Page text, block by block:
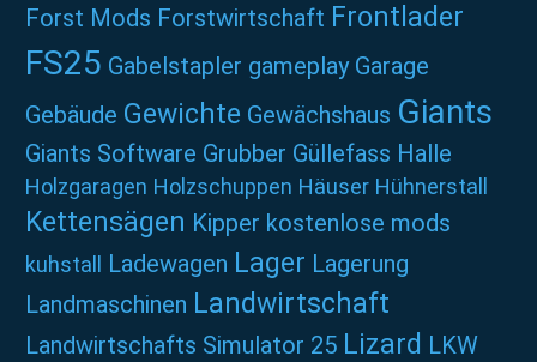
Forst Mods Forstwirtschaft Frontlader
FS25 Gabelstapler gameplay Garage
Gebäude Gewichte Gewächshaus Giants
Giants Software Grubber Güllefass Halle
Holzgaragen Holzschuppen Häuser Hühnerstall
Kettensägen Kipper kostenlose mods
kuhstall Ladewagen Lager Lagerung
Landmaschinen Landwirtschaft
Landwirtschafts Simulator 25 Lizard LKW